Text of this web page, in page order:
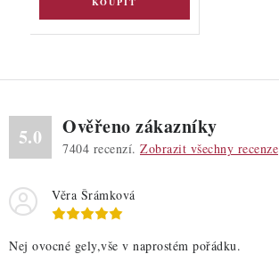
5.0 Ověřeno zákazníky
7404 recenzí. Zobrazit všechny recenze
Věra Šrámková
Nej ovocné gely,vše v naprostém pořádku.